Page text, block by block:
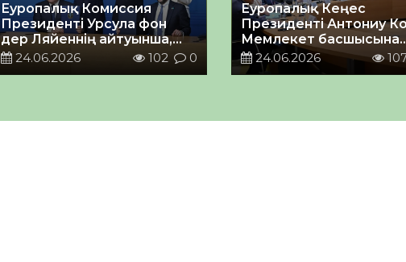
Еуропалық Комиссия
Президенті Урсула фон
дер Ляйеннің айтуынша,
Кеңейтілген серіктестік
24.06.2026 102 0
Еуропалық Кеңес
Президенті Антониу
Мемлекет басшысына
ілтипат танытып,
Жомарт Тоқаевтың
24.06.2026